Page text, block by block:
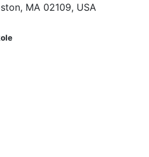
MA 02109, USA